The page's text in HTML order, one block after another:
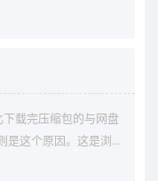
载完压缩包的与网盘
是这个原因。这是浏